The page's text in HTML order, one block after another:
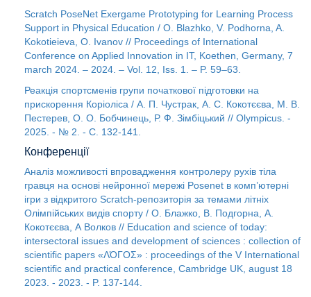
Scratch PoseNet Exergame Prototyping for Learning Process
Support in Physical Education / O. Blazhko, V. Podhorna, A.
Kokotieieva, O. Ivanov // Proceedings of International
Conference on Applied Innovation in IT, Koethen, Germany, 7
march 2024. – 2024. – Vol. 12, Iss. 1. – P. 59–63.
Реакція спортсменів групи початкової підготовки на
прискорення Коріоліса / А. П. Чустрак, А. С. Кокотєєва, М. В.
Пестерев, О. О. Бобчинець, Р. Ф. Зімбіцький // Olympicus. -
2025. - № 2. - С. 132-141.
Конференції
Аналіз можливості впровадження контролеру рухів тіла
гравця на основі нейронної мережі Posenet в комп’ютерні
ігри з відкритого Scratch-репозиторія за темами літніх
Oлімпійських видів спорту / О. Блажко, В. Подгорна, А.
Кокотєєва, А Волков // Education and science of today:
intersectoral issues and development of sciences : collection of
scientific papers «ΛΌГOΣ» : proceedings of the V International
scientific and practical conference, Cambridge UK, august 18
2023. - 2023. - P. 137-144.